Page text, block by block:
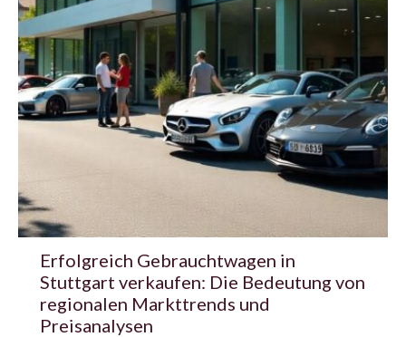
Erfolgreich Gebrauchtwagen in
Stuttgart verkaufen: Die Bedeutung von
regionalen Markttrends und
Preisanalysen